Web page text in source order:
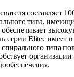
составляет
типа,
серии Elitec имеет
типа